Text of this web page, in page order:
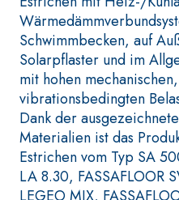
Schwimmbecken, auf
Solarpflaster und im
mit hohen
vibrationsbedingten
Dank der
Materialien ist das
Estrichen vom Typ SA
LA 8.30, FASSAFLOOR
KLEBER UND
SPACHTELMASSEN
A 96 RESPHIRA
Faservergüteter
Spachtelkleber mit
hydraulischem
NHL 3,5 und
Leichtfüllstoffen